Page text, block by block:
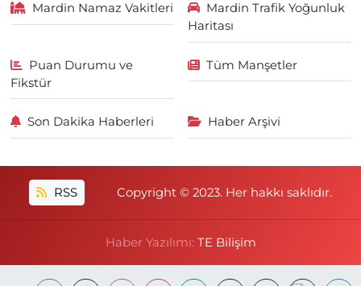
Mardin Namaz Vakitleri
Mardin Trafik Yoğunluk
Haritası
Puan Durumu ve
Fikstür
Tüm Manşetler
Son Dakika Haberleri Haber Arşivi
RSS Copyright © 2023. Her hakkı saklıdır.
Haber Yazılımı: TE Bilişim